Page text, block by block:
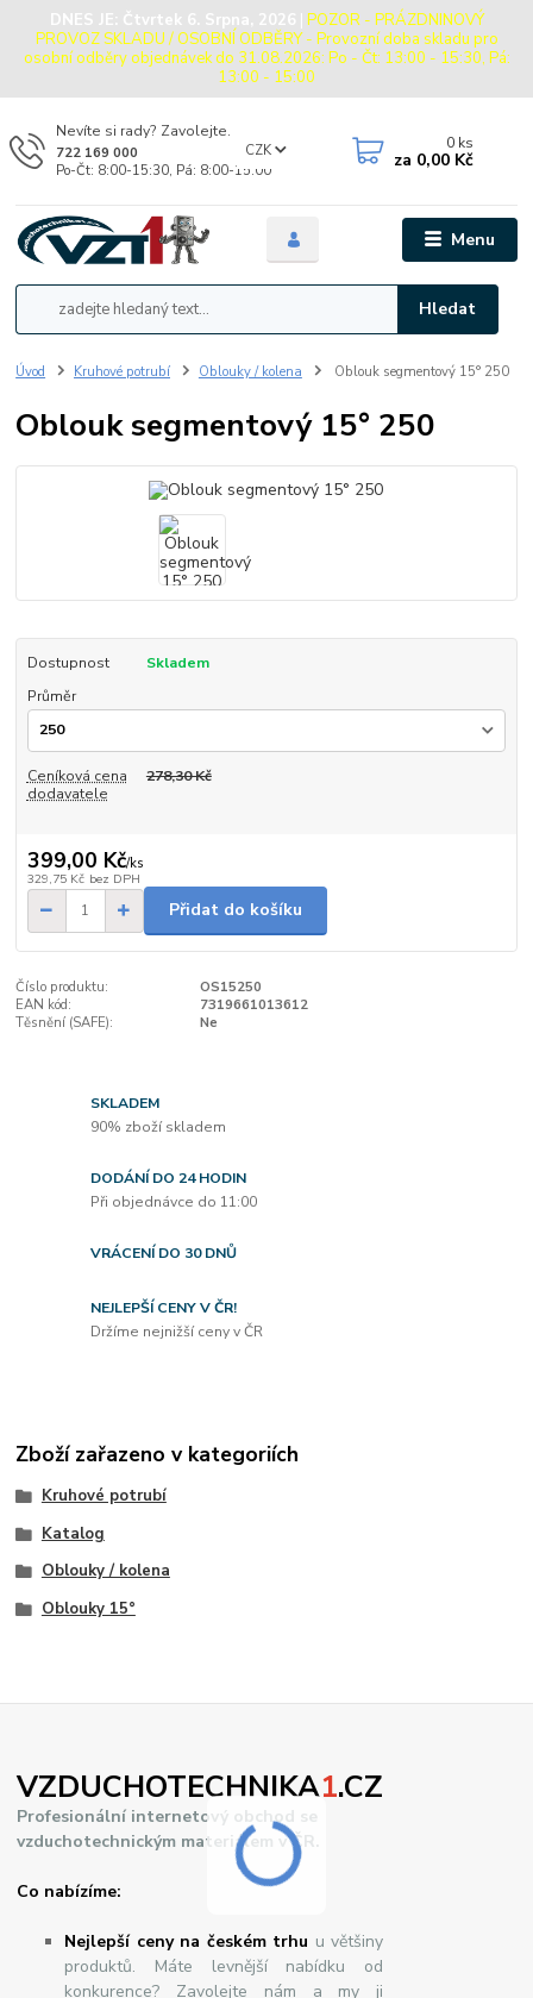
DNES JE: Čtvrtek 6. Srpna, 2026 | POZOR - PRÁZDNINOVÝ
PROVOZ SKLADU / OSOBNÍ ODBĚRY - Provozní doba skladu pro
osobní odběry objednávek do 31.08.2026: Po - Čt: 13:00 - 15:30, Pá:
13:00 - 15:00
Menu
CZK
Hledat
Nevíte si rady? Zavolejte.
722 169 000
Po-Čt: 8:00-15:30, Pá: 8:00-15:00
0 ks
za 0,00 Kč
Úvod Kruhové potrubí Oblouky / kolena Oblouk segmentový 15° 250
Oblouk segmentový 15° 250
Dostupnost
Skladem
Průměr
Ceníková cena
dodavatele
278,30 Kč
399,00 Kč/ks
329,75 Kč bez DPH
Přidat do košíku
Číslo produktu:
OS15250
EAN kód:
7319661013612
Těsnění (SAFE):
Ne
SKLADEM
90% zboží skladem
DODÁNÍ DO 24 HODIN
Při objednávce do 11:00
VRÁCENÍ DO 30 DNŮ
NEJLEPŠÍ CENY V ČR!
Držíme nejnižší ceny v ČR
Zboží zařazeno v kategoriích
Kruhové potrubí
Katalog
Oblouky / kolena
Oblouky 15°
VZDUCHOTECHNIKA1.CZ
Profesionální internetový obchod se
vzduchotechnickým materiálem v ČR.
Co nabízíme:
Nejlepší ceny na českém trhu u většiny
produktů. Máte levnější nabídku od
konkurence? Zavolejte nám a my ji